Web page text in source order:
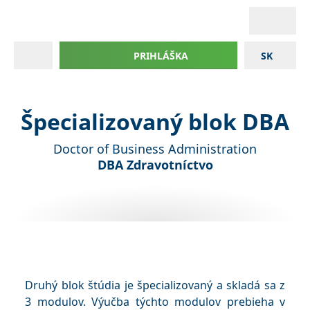
SK
PRIHLÁŠKA
Špecializovaný blok DBA
Doctor of Business Administration
DBA Zdravotníctvo
Druhý blok štúdia je špecializovaný a skladá sa z
3 modulov. Výučba týchto modulov prebieha v